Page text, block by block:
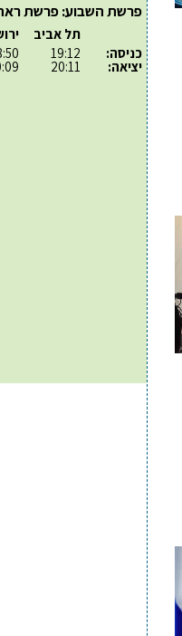
פרשת השבוע: פרשת
כניסה:
יציאה:
תל אביב
19:12
20:11